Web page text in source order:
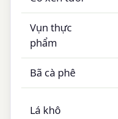
Vụn thực
phẩm
Bã cà phê
Lá khô